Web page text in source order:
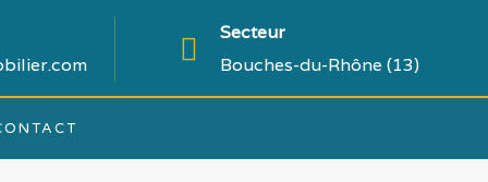
Secteur
Bouches-du-Rhône (13)